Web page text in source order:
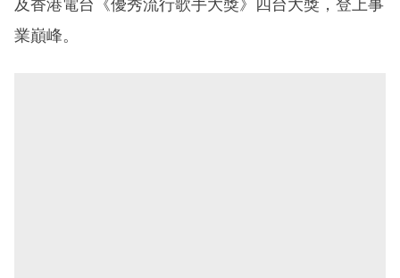
及香港電台《優秀流行歌手大獎》四台大獎，登上事
業巔峰。